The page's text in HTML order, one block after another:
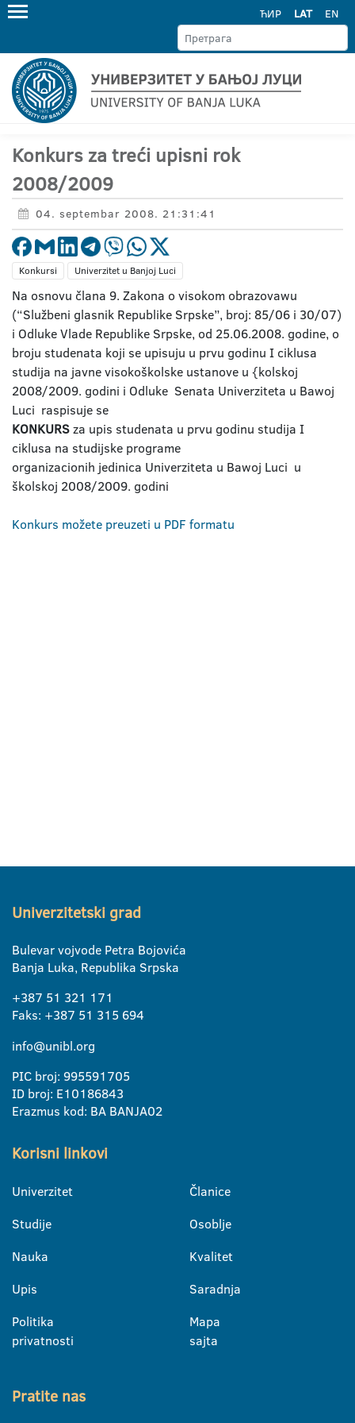
ЋИР LAT EN
Konkurs za treći upisni rok
2008/2009
04. septembar 2008. 21:31:41
Konkursi Univerzitet u Banjoj Luci
Na osnovu člana 9. Zakona o visokom obrazovawu
(“Službeni glasnik Republike Srpske”, broj: 85/06 i 30/07)
i Odluke Vlade Republike Srpske, od 25.06.2008. godine, o
broju studenata koji se upisuju u prvu godinu I ciklusa
studija na javne visokoškolske ustanove u {kolskoj
2008/2009. godini i Odluke Senata Univerziteta u Bawoj
Luci raspisuje se
KONKURSza upis studenata u prvu godinu studija I
ciklusa na studijske programe
organizacionih jedinica Univerziteta u Bawoj Luci u
školskoj 2008/2009. godini
Konkurs možete preuzeti u PDF formatu
Univerzitetski grad
Bulevar vojvode Petra Bojovića
Banja Luka, Republika Srpska
+387 51 321 171
Faks: +387 51 315 694
info@unibl.org
PIC broj: 995591705
ID broj: E10186843
Erazmus kod: BA BANJA02
Korisni linkovi
Univerzitet
Studije
Nauka
Upis
Politika
privatnosti
Članice
Osoblje
Kvalitet
Saradnja
Mapa
sajta
Pratite nas